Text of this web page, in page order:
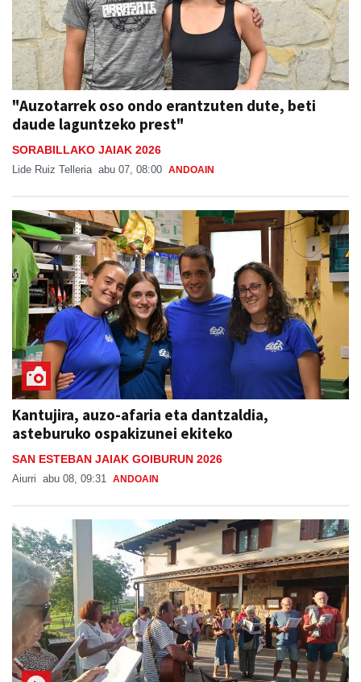
"Auzotarrek oso ondo erantzuten dute, beti
daude laguntzeko prest"
SORABILLAKO JAIAK 2026
Lide Ruiz Telleria abu 07, 08:00 ANDOAIN
Kantujira, auzo-afaria eta dantzaldia,
asteburuko ospakizunei ekiteko
SAN ESTEBAN JAIAK GOIBURUN 2026
Aiurri abu 08, 09:31 ANDOAIN